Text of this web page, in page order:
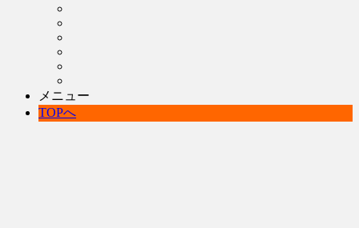
メニュー
TOPへ